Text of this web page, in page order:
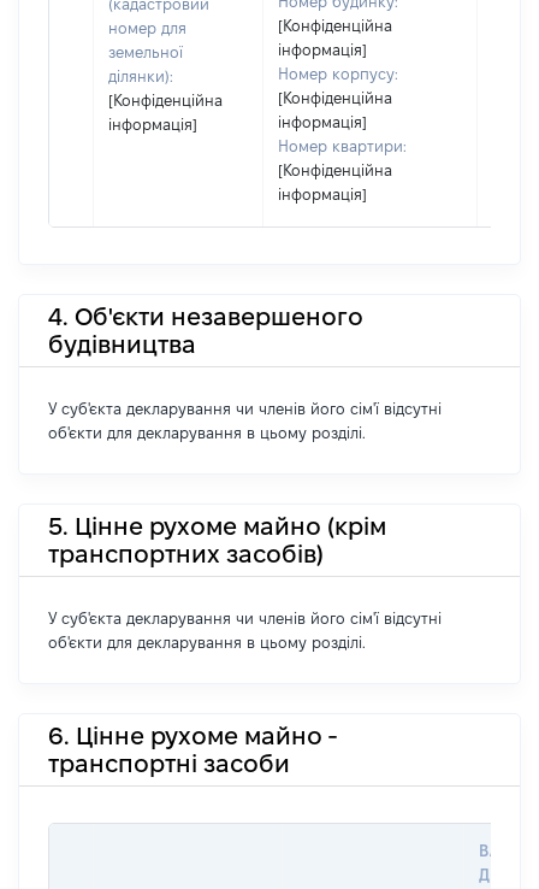
(кадастровий
номер для
земельної
ділянки):
[Конфіденційна
інформація]
[Конфіденційна
інформація]
Номер корпусу:
[Конфіденційна
інформація]
Номер квартири:
[Конфіденційна
інформація]
4. Об'єкти незавершеного
будівництва
У суб'єкта декларування чи членів його сім'ї відсутні
об'єкти для декларування в цьому розділі.
5. Цінне рухоме майно (крім
транспортних засобів)
У суб'єкта декларування чи членів його сім'ї відсутні
об'єкти для декларування в цьому розділі.
6. Цінне рухоме майно -
транспортні засоби
ДАТУ